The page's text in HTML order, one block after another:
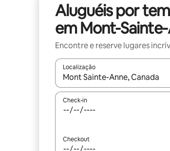
Aluguéis por
em Mont-
Encontre e reserve lugares
Localização
Quando os resultados estiverem
Check-in
Checkout